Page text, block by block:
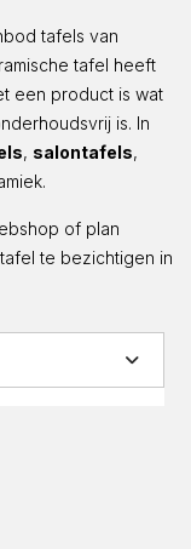
tafels van
tafel heeft
een product is wat
is. In
, salontafels,
of plan
te bezichtigen in